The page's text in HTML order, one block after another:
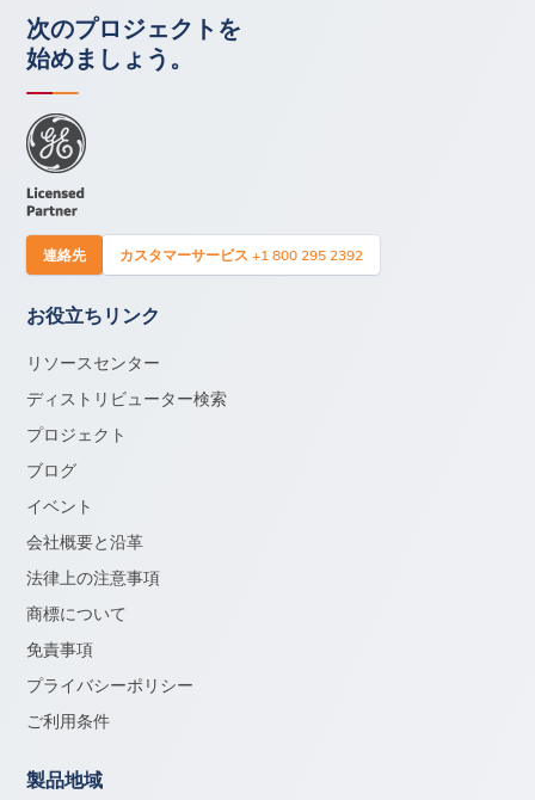
次のプロジェクトを
始めましょう。
連絡先 カスタマーサービス +1 800 295 2392
お役立ちリンク
リソースセンター
ディストリビューター検索
プロジェクト
ブログ
イベント
会社概要と沿革
法律上の注意事項
商標について
免責事項
プライバシーポリシー
ご利用条件
製品地域